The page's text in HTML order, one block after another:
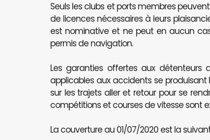
Seuls les clubs et ports membres
de licences nécessaires à leurs
est nominative et ne peut en aucun
permis de navigation.
Les garanties offertes aux détenteurs
applicables aux accidents se
sur les trajets aller et retour pour se
compétitions et courses de vitesse sont
La couverture au 01/07/2020 est la